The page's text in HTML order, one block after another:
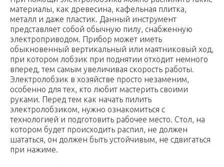
материалы, как древесина, кафельная плитка,
металл и даже пластик. Данный инструмент
представляет собой обычную пилу, снабженную
электроприводом. Прибор может иметь
обыкновенный вертикальный или маятниковый ход,
при котором лобзик при поднятии отходит немного
вперед, тем самым увеличивая скорость работы.
Электролобзик в хозяйстве просто незаменим,
особенно для тех, кто любит мастерить своими
руками. Перед тем как начать пилить
электролобзиком, нужно ознакомиться с
технологией и подготовить рабочее место. Стол, на
котором будет происходить распил, не должен
шататься, он должен быть устойчивым, не сдвигаться
при нажиме.